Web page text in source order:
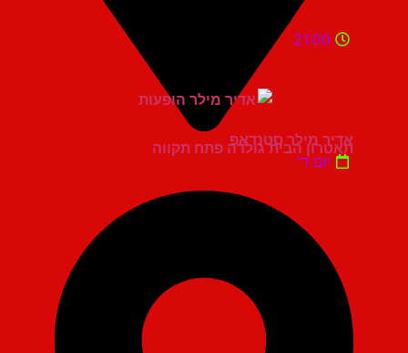
תאטרון הבית גולדה פתח תקווה
21:00
אדיר מילר סטנדאפ
יום ד'